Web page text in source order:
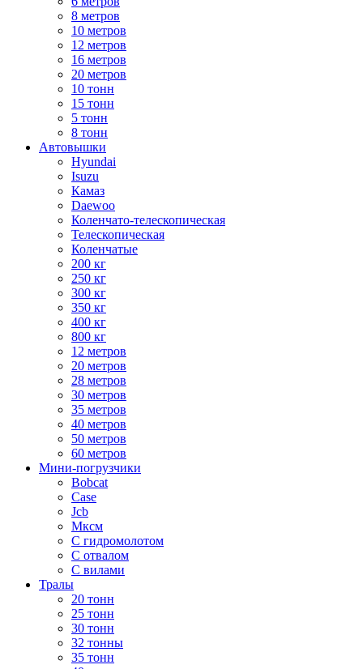
8 метров
10 метров
12 метров
16 метров
20 метров
10 тонн
15 тонн
5 тонн
8 тонн
Автовышки
Hyundai
Isuzu
Камаз
Daewoo
Коленчато-телескопическая
Телескопическая
Коленчатые
200 кг
250 кг
300 кг
350 кг
400 кг
800 кг
12 метров
20 метров
28 метров
30 метров
35 метров
40 метров
50 метров
60 метров
Мини-погрузчики
Bobcat
Case
Jcb
Мксм
С гидромолотом
С отвалом
С вилами
Тралы
20 тонн
25 тонн
30 тонн
32 тонны
35 тонн